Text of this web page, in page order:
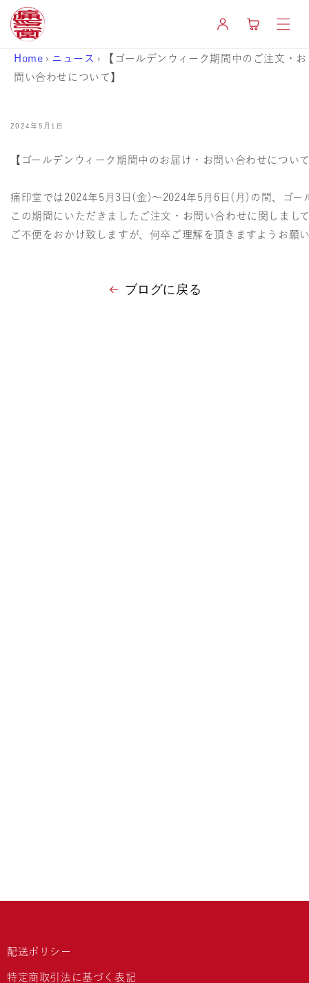
ンツに
進む
イ
ー
Home › ニュース ›
【ゴールデンウィーク期間中のご注文・お
問い合わせについて】
2024年5月1日
【ゴールデンウィーク期間中のお届け・お問い合わせについ
痛印堂では2024年5月3日(金)～2024年5月6日(月)の間、ゴー
この期間にいただきましたご注文・お問い合わせに関しま
ご不便をおかけ致しますが、何卒ご理解を頂きますようお願
ブログに戻る
配送ポリシー
特定商取引法に基づく表記